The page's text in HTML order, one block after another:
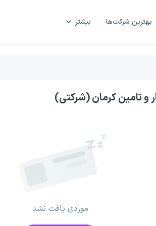
بهترین شرکت‌ها بیشتر
و تامین کرمان (شرکتی)
موردی یافت نشد